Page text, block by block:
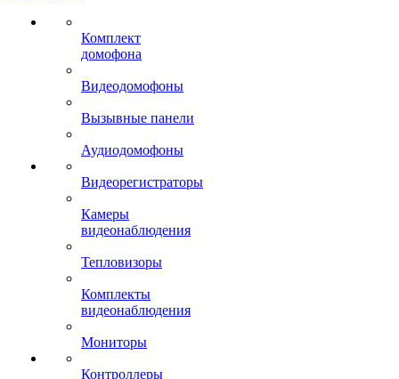
Комплект
домофона
Видеодомофоны
Вызывные панели
Аудиодомофоны
Видеорегистраторы
Камеры
видеонаблюдения
Тепловизоры
Комплекты
видеонаблюдения
Мониторы
Контроллеры